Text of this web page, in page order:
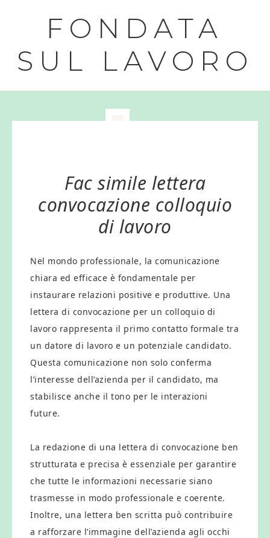
FONDATA
SUL LAVORO
Fac simile lettera
convocazione colloquio
di lavoro​
Nel mondo professionale, la comunicazione
chiara ed efficace è fondamentale per
instaurare relazioni positive e produttive. Una
lettera di convocazione per un colloquio di
lavoro rappresenta il primo contatto formale tra
un datore di lavoro e un potenziale candidato.
Questa comunicazione non solo conferma
l’interesse dell’azienda per il candidato, ma
stabilisce anche il tono per le interazioni
future.
La redazione di una lettera di convocazione ben
strutturata e precisa è essenziale per garantire
che tutte le informazioni necessarie siano
trasmesse in modo professionale e coerente.
Inoltre, una lettera ben scritta può contribuire
a rafforzare l’immagine dell’azienda agli occhi